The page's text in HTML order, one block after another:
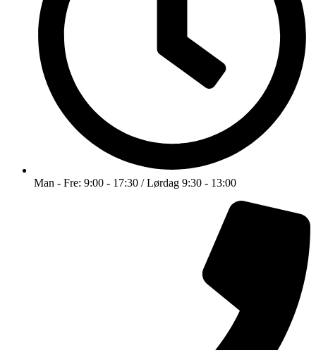
Man - Fre: 9:00 - 17:30 / Lørdag 9:30 - 13:00